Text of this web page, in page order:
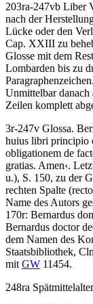
203ra-247vb Liber
nach der
Lücke oder den
Cap. XXIII zu
Glosse mit dem
Lombarden bis zu
Unmittelbar
Zeilen komplett
3r-247v Glossa.
huius libri principio
obligationem de
gratias. Amen‹.
u.), S. 150, zu der
rechten Spalte
Name des Autors
170r: Bernardus
Bernardus doctor
dem Namen des
Staatsbibliothek,
mit GW 11454.
248ra